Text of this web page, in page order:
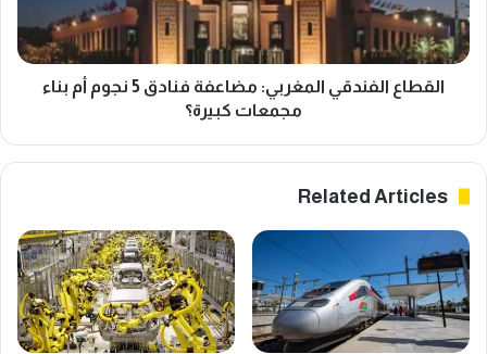
نجوم
أم
بناء
مجمعات
القطاع الفندقي المغربي: مضاعفة فنادق 5 نجوم أم بناء
مجمعات كبيرة؟
Related Articles